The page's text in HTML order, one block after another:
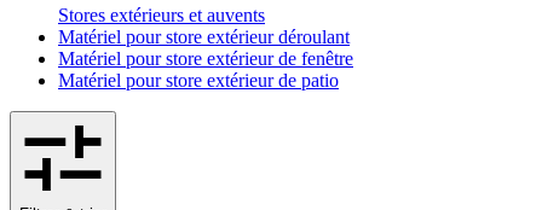
Stores extérieurs et auvents
Matériel pour store extérieur déroulant
Matériel pour store extérieur de fenêtre
Matériel pour store extérieur de patio